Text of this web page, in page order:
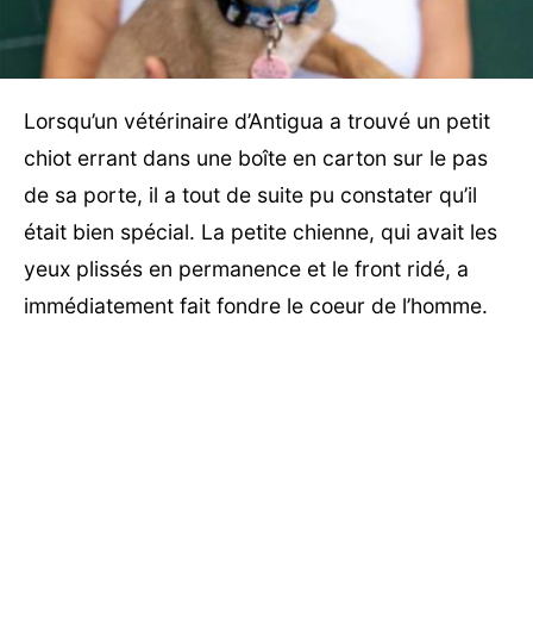
Lorsqu’un vétérinaire d’Antigua a trouvé un petit
chiot errant dans une boîte en carton sur le pas
de sa porte, il a tout de suite pu constater qu’il
était bien spécial. La petite chienne, qui avait les
yeux plissés en permanence et le front ridé, a
immédiatement fait fondre le coeur de l’homme.